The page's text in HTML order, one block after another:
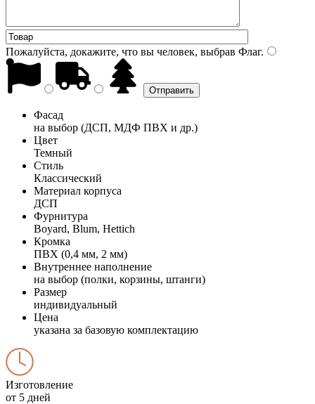
Пожалуйста, докажите, что вы человек, выбрав Флаг.
Фасад
на выбор (ДСП, МДФ ПВХ и др.)
Цвет
Темный
Стиль
Классический
Материал корпуса
ДСП
Фурнитура
Boyard, Blum, Hettich
Кромка
ПВХ (0,4 мм, 2 мм)
Внутреннее наполнение
на выбор (полки, корзины, штанги)
Размер
индивидуальный
Цена
указана за базовую комплектацию
Изготовление
от 5 дней